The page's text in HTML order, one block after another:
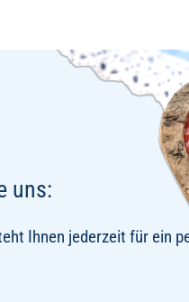
uns:
Ihnen jederzeit für ein